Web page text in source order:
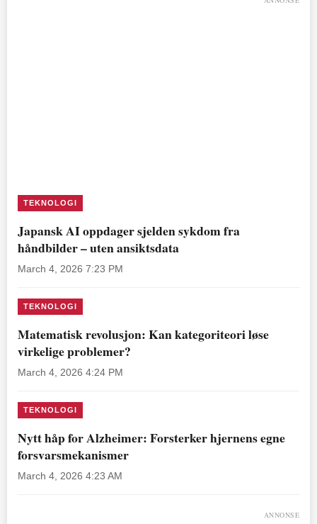
TEKNOLOGI
Japansk AI oppdager sjelden sykdom fra
håndbilder – uten ansiktsdata
March 4, 2026 7:23 PM
TEKNOLOGI
Matematisk revolusjon: Kan kategoriteori løse
virkelige problemer?
March 4, 2026 4:24 PM
TEKNOLOGI
Nytt håp for Alzheimer: Forsterker hjernens egne
forsvarsmekanismer
March 4, 2026 4:23 AM
ANNONSE